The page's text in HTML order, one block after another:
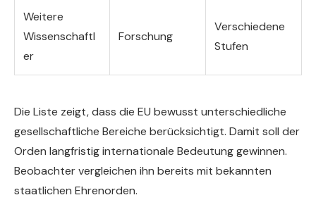
Weitere
Wissenschaftl
er
Forschung
Verschiedene
Stufen
Die Liste zeigt, dass die EU bewusst unterschiedliche
gesellschaftliche Bereiche berücksichtigt. Damit soll der
Orden langfristig internationale Bedeutung gewinnen.
Beobachter vergleichen ihn bereits mit bekannten
staatlichen Ehrenorden.